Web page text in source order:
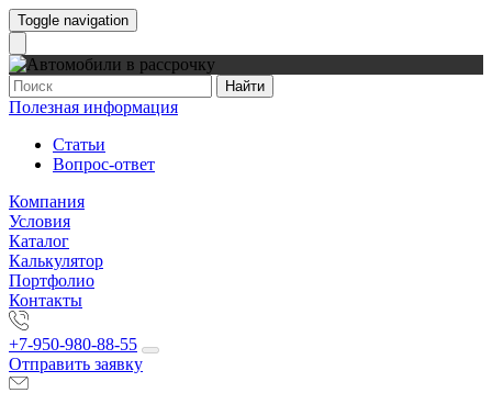
Toggle navigation
Найти
Полезная информация
Статьи
Вопрос-ответ
Компания
Условия
Каталог
Калькулятор
Портфолио
Контакты
+7-950-980-88-55
Отправить заявку